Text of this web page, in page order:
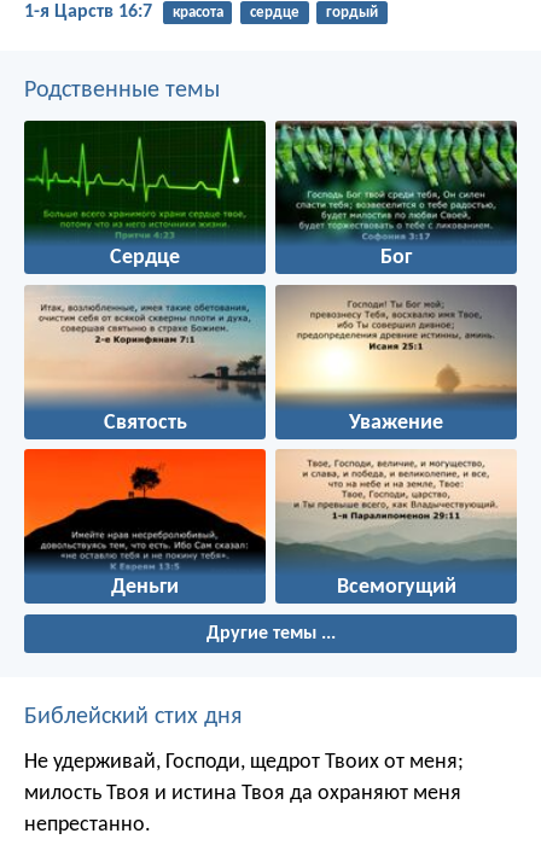
1-я Царств 16:7 красота сердце гордый
Родственные темы
Сердце Бог
Святость Уважение
Деньги Всемогущий
Другие темы ...
Библейский стих дня
Не удерживай, Господи, щедрот Твоих от меня;
милость Твоя и истина Твоя да охраняют меня
непрестанно.